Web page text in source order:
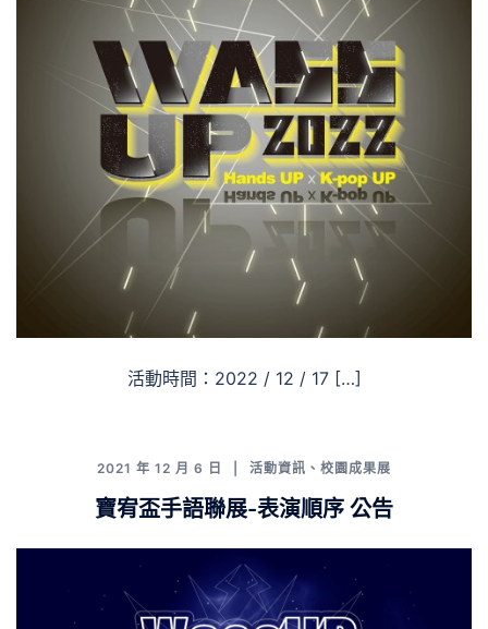
活動時間：2022 / 12 / 17 […]
2021 年 12 月 6 日 活動資訊 、 校園成果展
寶宥盃手語聯展-表演順序 公告